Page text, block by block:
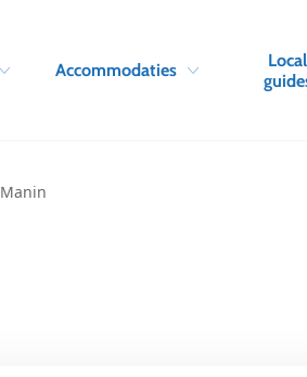
Accommodaties
Local
Manin